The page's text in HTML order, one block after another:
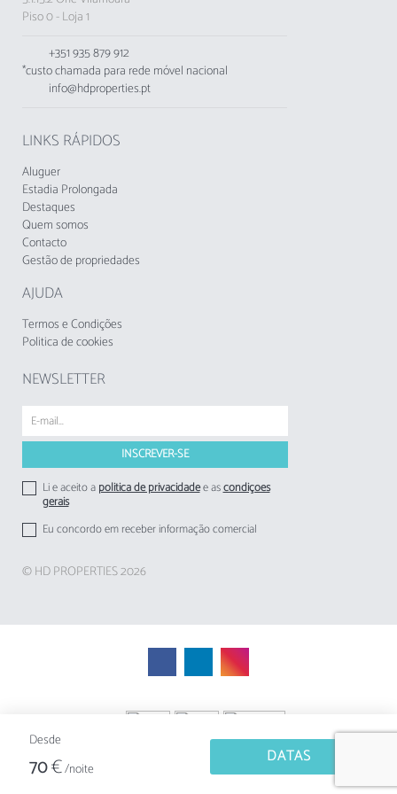
Desde
70€/noite
DATAS
frigorífico, micro-ondas, forno, congelador,
torradeira e jarro eléctrico.
Este alojamento não aceita jovens menores de
25 anos.
Piso 0 - Loja 1
+351 935 879 912
*custo chamada para rede móvel nacional
info@hdproperties.pt
LINKS RÁPIDOS
Aluguer
Estadia Prolongada
Destaques
Quem somos
Contacto
Gestão de propriedades
AJUDA
Termos e Condições
Politica de cookies
NEWSLETTER
Li e aceito apolitica de privacidadee ascondições
gerais
Eu concordo em receber informação comercial
© HD PROPERTIES 2026
Gestão de alojamento local Avantio